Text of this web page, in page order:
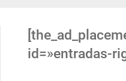
id=»entradas-